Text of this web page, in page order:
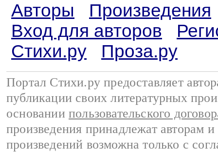
Авторы
Произведения
Вход для авторов
Стихи.ру
Проза.ру
Портал Стихи.ру предоставляет
публикации своих литературных
основании пользовательского
произведения принадлежат авторам
произведений возможна только с